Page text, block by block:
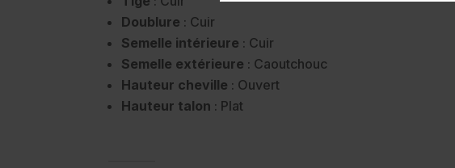
Doublure : Cuir
Semelle intérieure : Cuir
Semelle extérieure : Caoutchouc
Hauteur cheville : Ouvert
Hauteur talon : Plat